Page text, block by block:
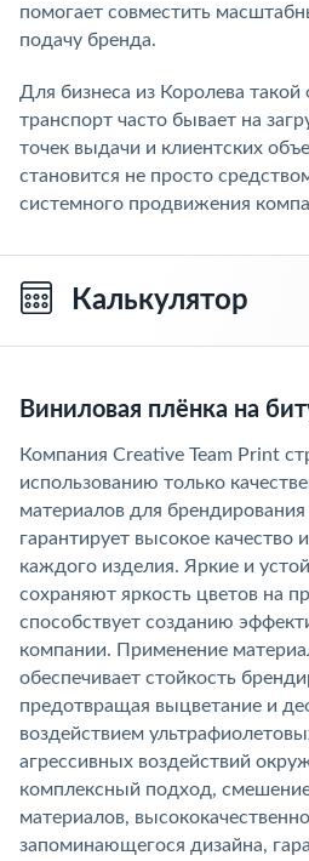
помогает совместить
подачу бренда.
Для бизнеса из Королева
транспорт часто бывает на
точек выдачи и клиентских
становится не просто
системного продвижения
Калькулятор
Виниловая плёнка на
Компания Creative Team Print
использованию только
материалов для
гарантирует высокое качество
каждого изделия. Яркие и
сохраняют яркость цветов на
способствует созданию
компании. Применение
обеспечивает стойкость
предотвращая выцветание и
воздействием
агрессивных воздействий
комплексный подход,
материалов,
запоминающегося дизайна,